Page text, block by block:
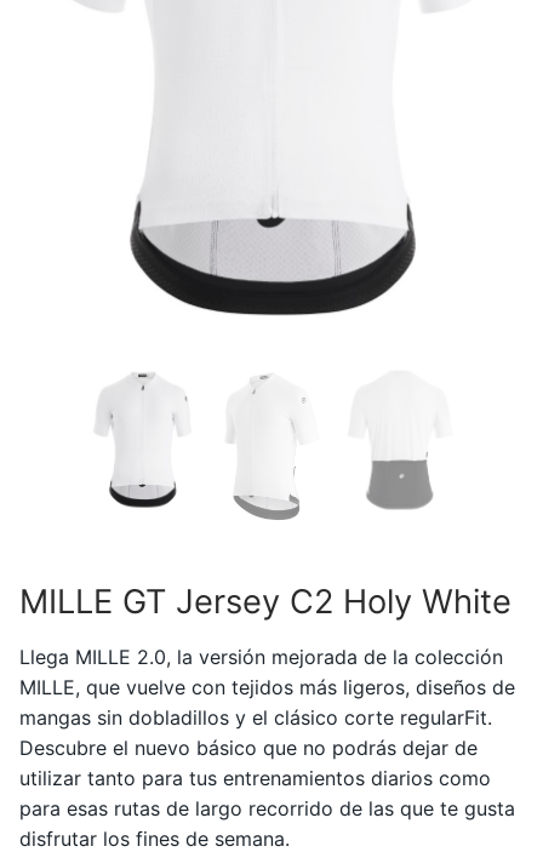
MILLE GT Jersey C2 Holy White
Llega MILLE 2.0, la versión mejorada de la colección
MILLE, que vuelve con tejidos más ligeros, diseños de
mangas sin dobladillos y el clásico corte regularFit.
Descubre el nuevo básico que no podrás dejar de
utilizar tanto para tus entrenamientos diarios como
para esas rutas de largo recorrido de las que te gusta
disfrutar los fines de semana.